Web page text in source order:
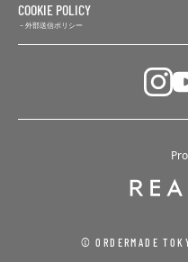
COOKIE POLICY
外部送信ポリシー
© ORDERMADE